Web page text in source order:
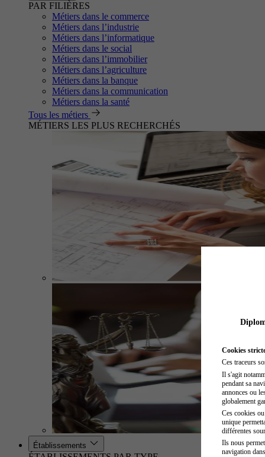
PAR FILIÈRES
Métiers dans le commerce
Métiers dans l’industrie
Métiers dans l’informatique
Métiers dans le social
Métiers dans l’immobilier
Métiers dans l’agriculture
Métiers dans la banque
Métiers dans la communication
Métiers dans la santé
Tous les métiers
MÉTIERS LES PLUS RECHERCHÉS
Établissements
Cookies
Ces traceurs
Il s'agit
pendant sa
annonces ou
globalement
Ces cookies
unique
différentes
Ils nous
navigation